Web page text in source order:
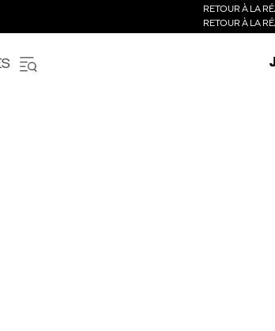
RETOUR À LA
RETOUR À LA